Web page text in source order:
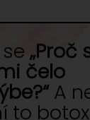
„Proč
čelo
A
to